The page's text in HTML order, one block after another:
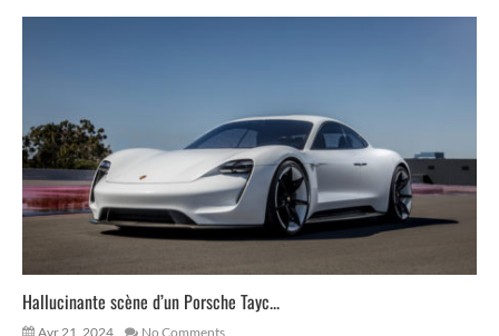
Hallucinante scène d’un Porsche Tayc...
Avr 21, 2024 No Comments